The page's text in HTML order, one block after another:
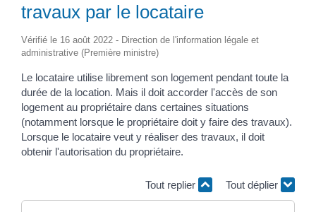
travaux par le locataire
Vérifié le 16 août 2022 - Direction de l'information légale et
administrative (Première ministre)
Le locataire utilise librement son logement pendant toute la
durée de la location. Mais il doit accorder l'accès de son
logement au propriétaire dans certaines situations
(notamment lorsque le propriétaire doit y faire des travaux).
Lorsque le locataire veut y réaliser des travaux, il doit
obtenir l'autorisation du propriétaire.
Tout replier Tout déplier